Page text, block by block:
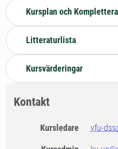
Kursplan och
Litteraturlista
Kursvärderingar
Kontakt
Kursledare vfu-